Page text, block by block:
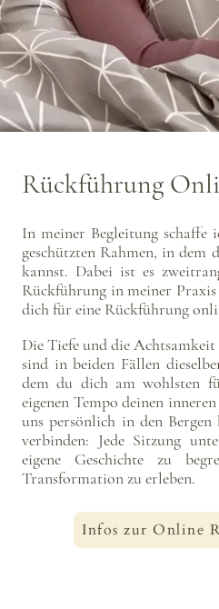
Rückführung
In meiner Begleitung schaffe
geschützten Rahmen, in dem
kannst. Dabei ist es
Rückführung in meiner
dich für eine Rückführung
Die Tiefe und die
sind in beiden Fällen
dem du dich am wohlsten
eigenen Tempo deinen
uns persönlich in den
verbinden: Jede Sitzung
eigene Geschichte zu
Transformation zu erleben.
Infos zur Online